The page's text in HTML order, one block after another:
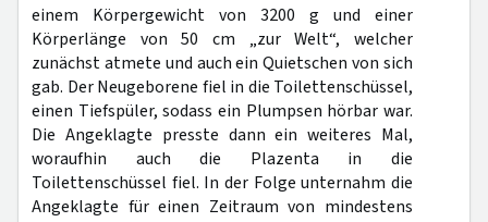
einem Körpergewicht von 3200 g und einer
Körperlänge von 50 cm „zur Welt“, welcher
zunächst atmete und auch ein Quietschen von sich
gab. Der Neugeborene fiel in die Toilettenschüssel,
einen Tiefspüler, sodass ein Plumpsen hörbar war.
Die Angeklagte presste dann ein weiteres Mal,
woraufhin auch die Plazenta in die
Toilettenschüssel fiel. In der Folge unternahm die
Angeklagte für einen Zeitraum von mindestens